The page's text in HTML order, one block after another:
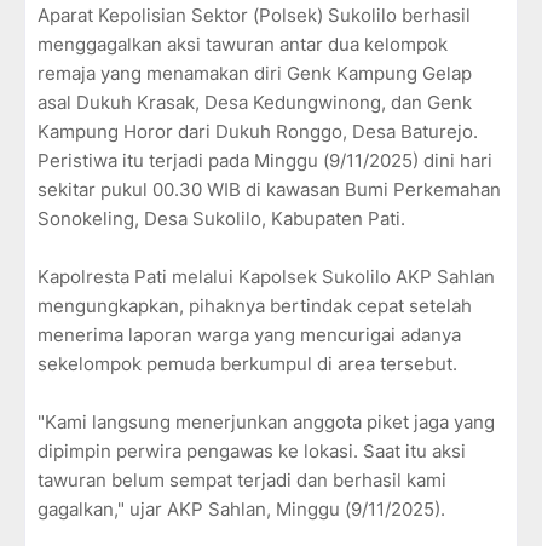
Aparat Kepolisian Sektor (Polsek) Sukolilo berhasil
menggagalkan aksi tawuran antar dua kelompok
remaja yang menamakan diri Genk Kampung Gelap
asal Dukuh Krasak, Desa Kedungwinong, dan Genk
Kampung Horor dari Dukuh Ronggo, Desa Baturejo.
Peristiwa itu terjadi pada Minggu (9/11/2025) dini hari
sekitar pukul 00.30 WIB di kawasan Bumi Perkemahan
Sonokeling, Desa Sukolilo, Kabupaten Pati.
Kapolresta Pati melalui Kapolsek Sukolilo AKP Sahlan
mengungkapkan, pihaknya bertindak cepat setelah
menerima laporan warga yang mencurigai adanya
sekelompok pemuda berkumpul di area tersebut.
"Kami langsung menerjunkan anggota piket jaga yang
dipimpin perwira pengawas ke lokasi. Saat itu aksi
tawuran belum sempat terjadi dan berhasil kami
gagalkan," ujar AKP Sahlan, Minggu (9/11/2025).